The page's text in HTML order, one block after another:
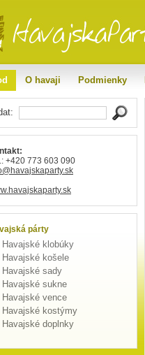
O havaji Podmienky
+420 773 603 090
@havajskaparty.sk
párty
Havajské klobúky
Havajské košele
Havajské sady
Havajské sukne
Havajské vence
Havajské kostýmy
Havajské doplnky